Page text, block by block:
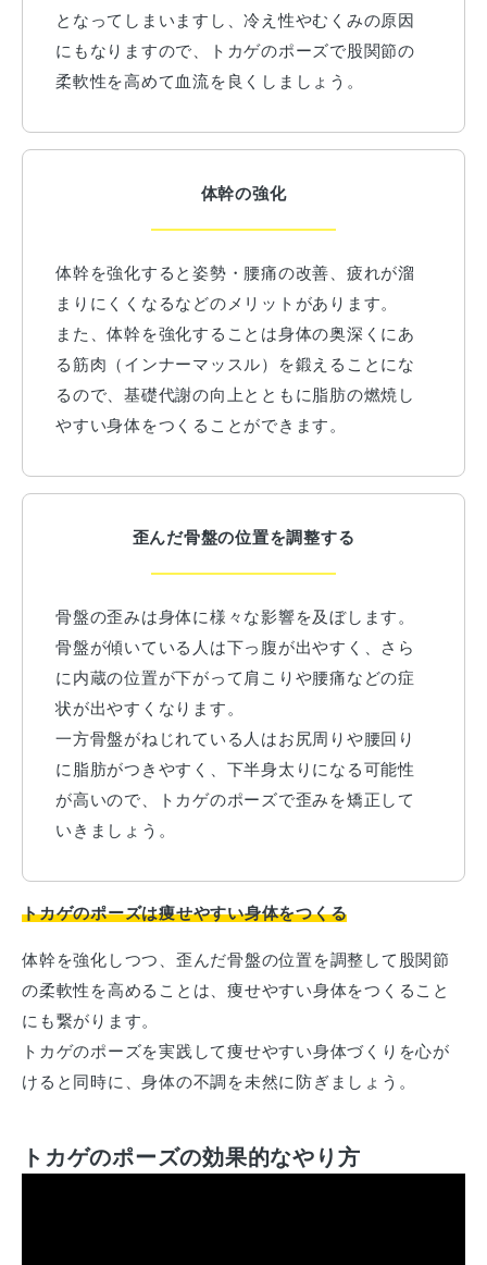
となってしまいますし、冷え性やむくみの原因
にもなりますので、トカゲのポーズで股関節の
柔軟性を高めて血流を良くしましょう。
体幹の強化
体幹を強化すると姿勢・腰痛の改善、疲れが溜
まりにくくなるなどのメリットがあります。
また、体幹を強化することは身体の奥深くにあ
る筋肉（インナーマッスル）を鍛えることにな
るので、基礎代謝の向上とともに脂肪の燃焼し
やすい身体をつくることができます。
歪んだ骨盤の位置を調整する
骨盤の歪みは身体に様々な影響を及ぼします。
骨盤が傾いている人は下っ腹が出やすく、さら
に内蔵の位置が下がって肩こりや腰痛などの症
状が出やすくなります。
一方骨盤がねじれている人はお尻周りや腰回り
に脂肪がつきやすく、下半身太りになる可能性
が高いので、トカゲのポーズで歪みを矯正して
いきましょう。
トカゲのポーズは痩せやすい身体をつくる
体幹を強化しつつ、歪んだ骨盤の位置を調整して股関節
の柔軟性を高めることは、痩せやすい身体をつくること
にも繋がります。
トカゲのポーズを実践して痩せやすい身体づくりを心が
けると同時に、身体の不調を未然に防ぎましょう。
トカゲのポーズの効果的なやり方